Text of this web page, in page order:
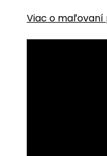
Viac o maľovaní